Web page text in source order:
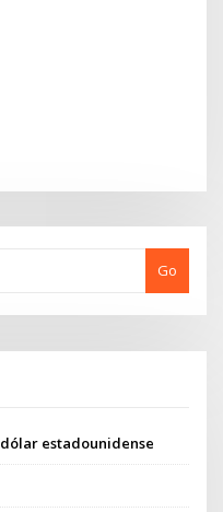
Go
estadounidense